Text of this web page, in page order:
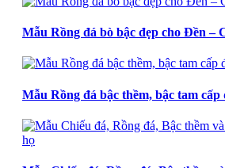
Mẫu Rồng đá bò bậc đẹp cho Đền –
Mẫu Rồng đá bậc thềm, bậc tam cấp